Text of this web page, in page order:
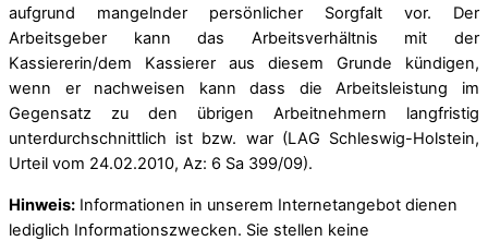
aufgrund mangelnder persönlicher Sorgfalt vor. Der
Arbeitsgeber kann das Arbeitsverhältnis mit der
Kassiererin/dem Kassierer aus diesem Grunde kündigen,
wenn er nachweisen kann dass die Arbeitsleistung im
Gegensatz zu den übrigen Arbeitnehmern langfristig
unterdurchschnittlich ist bzw. war (LAG Schleswig-Holstein,
Urteil vom 24.02.2010, Az: 6 Sa 399/09).
Hinweis: Informationen in unserem Internetangebot dienen
lediglich Informationszwecken. Sie stellen keine